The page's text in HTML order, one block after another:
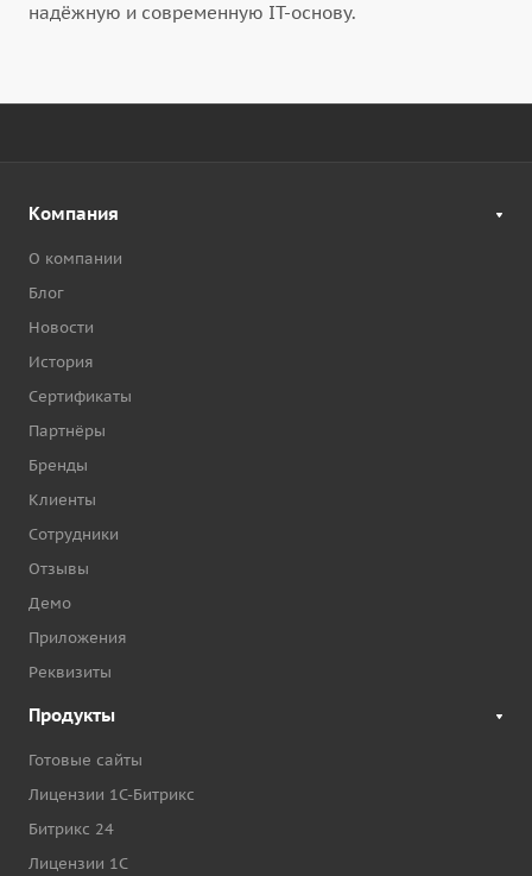
надёжную и современную IT-основу.
Компания
О компании
Блог
Новости
История
Сертификаты
Партнёры
Бренды
Клиенты
Сотрудники
Отзывы
Демо
Приложения
Реквизиты
Продукты
Готовые сайты
Лицензии 1С-Битрикс
Битрикс 24
Лицензии 1С